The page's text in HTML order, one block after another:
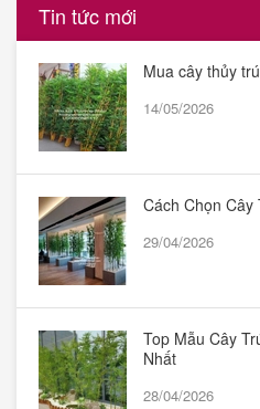
Tin tức mới
Mua cây thủy
14/05/2026
Cách Chọn
29/04/2026
Top Mẫu Cây
Nhất
28/04/2026